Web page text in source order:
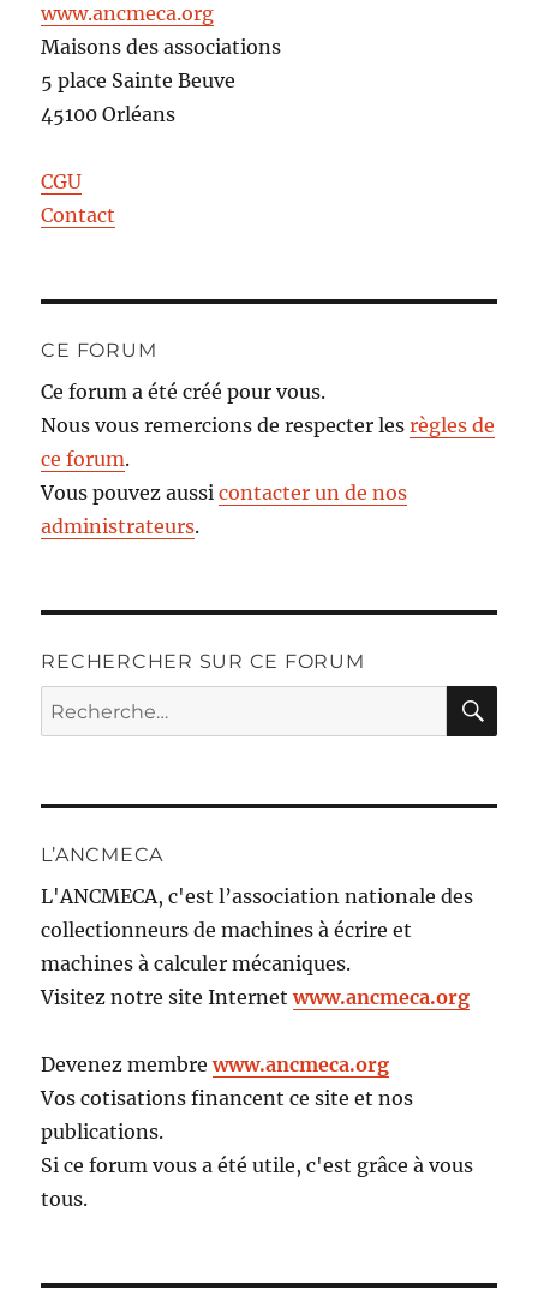
www.ancmeca.org
Maisons des associations
5 place Sainte Beuve
45100 Orléans
CGU
Contact
CE FORUM
Ce forum a été créé pour vous.
Nous vous remercions de respecter lesrègles de
ce forum.
Vous pouvez aussicontacter un de nos
administrateurs.
RECHERCHER SUR CE FORUM
Recherche
pour :
L’ANCMECA
L'ANCMECA, c'est l’association nationale des
collectionneurs de machines à écrire et
machines à calculer mécaniques.
Visitez notre site Internetwww.ancmeca.org
Devenez membrewww.ancmeca.org
Vos cotisations financent ce site et nos
publications.
Si ce forum vous a été utile, c'est grâce à vous
tous.